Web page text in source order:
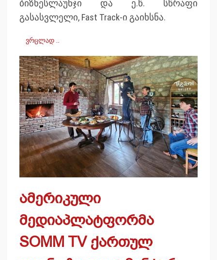
ბიზნესლაუნჯი და ე.წ. სწრაფი
გასასვლელი, Fast Track-ი გაიხსნა.
ვრცლად …
ამერიკული
მედიაპლატფორმა
SOMM TV ქართულ